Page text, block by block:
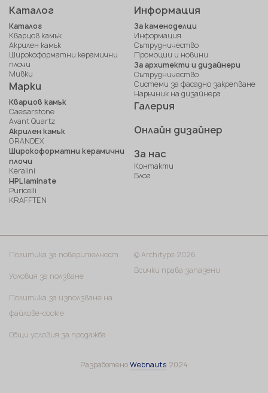
Каталог
Каталог
Кварцов камък
Акрилен камък
Широкоформатни керамични
плочи
Мивки
Марки
Кварцов камък
Caesarstone
Avant Quartz
Акрилен камък
GRANDEX
Широкоформатни керамични
плочи
Keralini
HPL laminate
Puricelli
KRAFFTEN
Информация
За каменоделци
Информация
Сътрудничество
Промоции и новини
За архитекти и дизайнери
Сътрудничество
Системи за фасадно закрепване
Наръчник на дизайнера
Галерия
Онлайн дизайнер
За нас
Контакти
Блог
© Architype 2026.
Всички права запазени
Политика за поверителност
Условия за ползване
Политика за използване на
файлове-cookie
Общи условия за продажба
РазработеноWebnauts 2024